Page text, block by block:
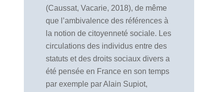
(Caussat, Vacarie, 2018), de même
que l’ambivalence des références à
la notion de citoyenneté sociale. Les
circulations des individus entre des
statuts et des droits sociaux divers a
été pensée en France en son temps
par exemple par Alain Supiot,